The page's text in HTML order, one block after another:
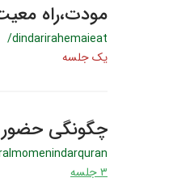
مودت،راه
/dindarirahemaieat
یک جلسه
چگونگی حضور
۳ جلسه